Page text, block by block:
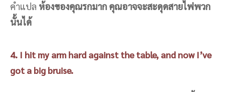
คำแปล ห้องของคุณรกมาก คุณอาจจะสะดุดสายไฟพวก
นั้นได้
4. I hit my arm hard against the table, and now I’ve
got a big bruise.